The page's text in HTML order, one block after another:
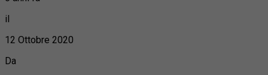
il
12 Ottobre 2020
Da